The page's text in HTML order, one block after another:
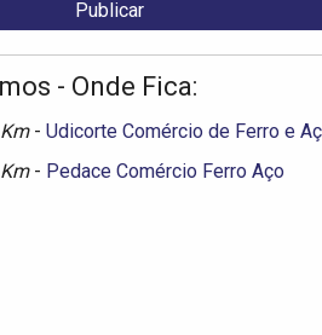
- Onde Fica:
- Udicorte Comércio de Ferro e
- Pedace Comércio Ferro Aço